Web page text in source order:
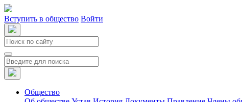
Вступить в общество Войти
Общество